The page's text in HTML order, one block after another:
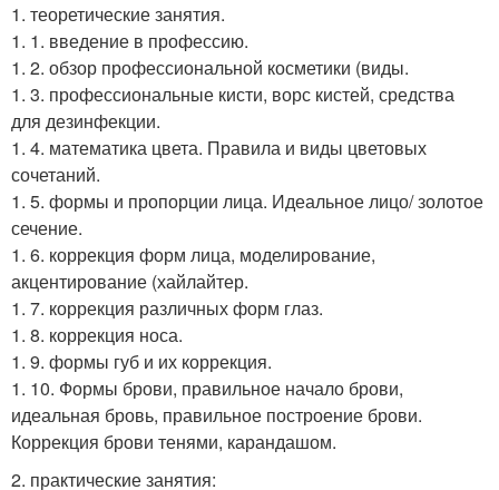
1. теоретические занятия.
1. 1. введение в профессию.
1. 2. обзор профессиональной косметики (виды.
1. 3. профессиональные кисти, ворс кистей, средства
для дезинфекции.
1. 4. математика цвета. Правила и виды цветовых
сочетаний.
1. 5. формы и пропорции лица. Идеальное лицо/ золотое
сечение.
1. 6. коррекция форм лица, моделирование,
акцентирование (хайлайтер.
1. 7. коррекция различных форм глаз.
1. 8. коррекция носа.
1. 9. формы губ и их коррекция.
1. 10. Формы брови, правильное начало брови,
идеальная бровь, правильное построение брови.
Коррекция брови тенями, карандашом.
2. практические занятия: